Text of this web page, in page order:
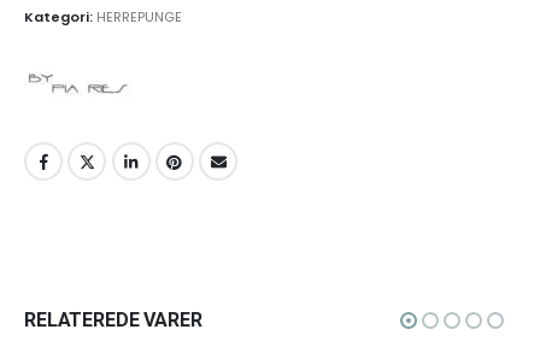
Kategori: HERREPUNGE
RELATEREDE VARER